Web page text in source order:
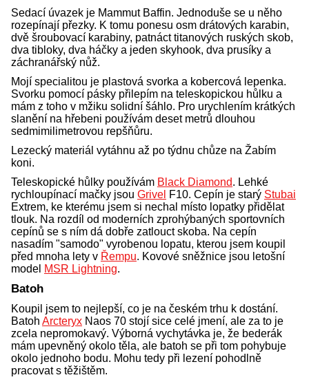
Sedací úvazek je Mammut Baffin. Jednoduše se u něho
rozepínají přezky. K tomu ponesu osm drátových karabin,
dvě šroubovací karabiny, patnáct titanových ruských skob,
dva tibloky, dva háčky a jeden skyhook, dva prusíky a
záchranářský nůž.
Mojí specialitou je plastová svorka a kobercová lepenka.
Svorku pomocí pásky přilepím na teleskopickou hůlku a
mám z toho v mžiku solidní šáhlo. Pro urychlením krátkých
slanění na hřebeni používám deset metrů dlouhou
sedmimilimetrovou repšňůru.
Lezecký materiál vytáhnu až po týdnu chůze na Žabím
koni.
Teleskopické hůlky používám Black Diamond. Lehké
rychloupínací mačky jsou Grivel F10. Cepín je starý Stubai
Extrem, ke kterému jsem si nechal místo lopatky přidělat
tlouk. Na rozdíl od moderních zprohýbaných sportovních
cepínů se s ním dá dobře zatlouct skoba. Na cepín
nasadím "samodo" vyrobenou lopatu, kterou jsem koupil
před mnoha lety v Řempu. Kovové sněžnice jsou letošní
model MSR Lightning.
Batoh
Koupil jsem to nejlepší, co je na českém trhu k dostání.
Batoh Arcteryx Naos 70 stojí sice celé jmení, ale za to je
zcela nepromokavý. Výborná vychytávka je, že bederák
mám upevněný okolo těla, ale batoh se při tom pohybuje
okolo jednoho bodu. Mohu tedy při lezení pohodlně
pracovat s těžištěm.